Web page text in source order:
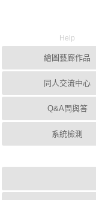
Help
繪圖藝廊作品
同人交流中心
Q&A問與答
系統檢測